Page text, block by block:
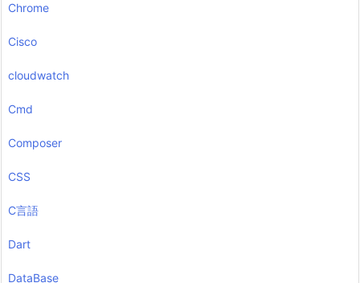
Chrome
Cisco
cloudwatch
Cmd
Composer
CSS
C言語
Dart
DataBase